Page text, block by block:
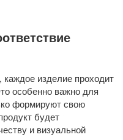
каждое изделие проходит
особенно важно для
формируют свою
будет
и визуальной